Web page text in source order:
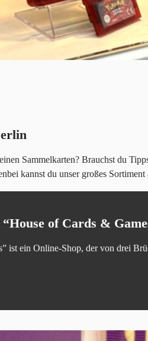
Sammelkarten? Brauchst du
kannst du unser großes
of Cards &
ist ein Online-Shop, der von drei